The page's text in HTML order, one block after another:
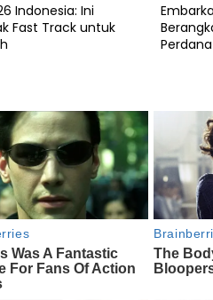
Indonesia: Ini
Fast Track untuk